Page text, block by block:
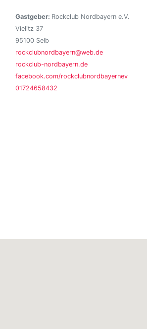
Gastgeber: Rockclub Nordbayern e.V.
Vielitz 37
95100 Selb
rockclubnordbayern@web.de
rockclub-nordbayern.de
facebook.com/rockclubnordbayernev
01724658432